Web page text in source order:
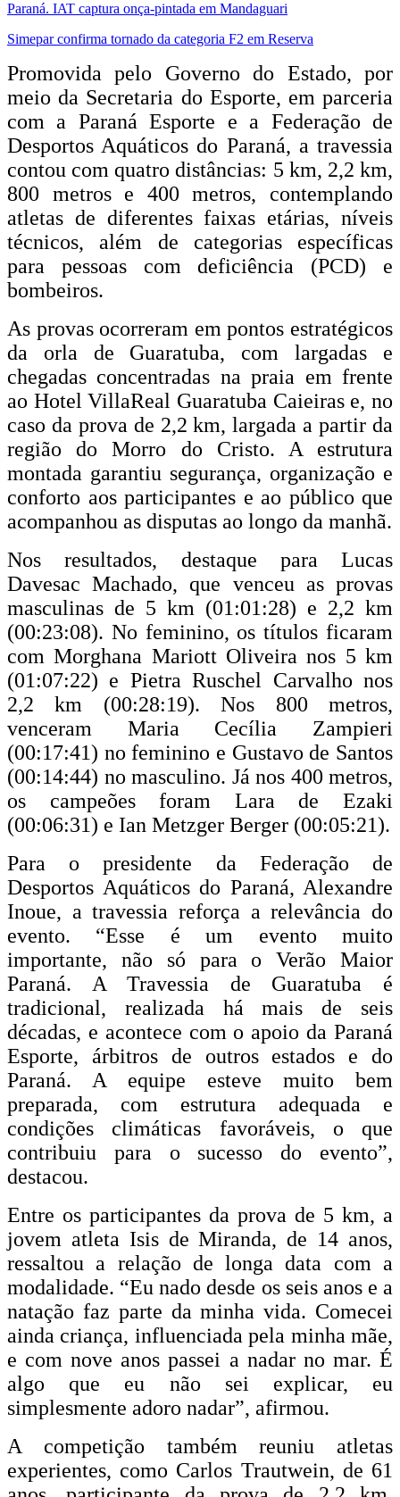
Paraná. IAT captura onça-pintada em Mandaguari
Simepar confirma tornado da categoria F2 em Reserva
Promovida pelo Governo do Estado, por
meio da Secretaria do Esporte, em parceria
com a Paraná Esporte e a Federação de
Desportos Aquáticos do Paraná, a travessia
contou com quatro distâncias: 5 km, 2,2 km,
800 metros e 400 metros, contemplando
atletas de diferentes faixas etárias, níveis
técnicos, além de categorias específicas
para pessoas com deficiência (PCD) e
bombeiros.
As provas ocorreram em pontos estratégicos
da orla de Guaratuba, com largadas e
chegadas concentradas na praia em frente
ao Hotel VillaReal Guaratuba Caieiras e, no
caso da prova de 2,2 km, largada a partir da
região do Morro do Cristo. A estrutura
montada garantiu segurança, organização e
conforto aos participantes e ao público que
acompanhou as disputas ao longo da manhã.
Nos resultados, destaque para Lucas
Davesac Machado, que venceu as provas
masculinas de 5 km (01:01:28) e 2,2 km
(00:23:08). No feminino, os títulos ficaram
com Morghana Mariott Oliveira nos 5 km
(01:07:22) e Pietra Ruschel Carvalho nos
2,2 km (00:28:19). Nos 800 metros,
venceram Maria Cecília Zampieri
(00:17:41) no feminino e Gustavo de Santos
(00:14:44) no masculino. Já nos 400 metros,
os campeões foram Lara de Ezaki
(00:06:31) e Ian Metzger Berger (00:05:21).
Para o presidente da Federação de
Desportos Aquáticos do Paraná, Alexandre
Inoue, a travessia reforça a relevância do
evento. “Esse é um evento muito
importante, não só para o Verão Maior
Paraná. A Travessia de Guaratuba é
tradicional, realizada há mais de seis
décadas, e acontece com o apoio da Paraná
Esporte, árbitros de outros estados e do
Paraná. A equipe esteve muito bem
preparada, com estrutura adequada e
condições climáticas favoráveis, o que
contribuiu para o sucesso do evento”,
destacou.
Entre os participantes da prova de 5 km, a
jovem atleta Isis de Miranda, de 14 anos,
ressaltou a relação de longa data com a
modalidade. “Eu nado desde os seis anos e a
natação faz parte da minha vida. Comecei
ainda criança, influenciada pela minha mãe,
e com nove anos passei a nadar no mar. É
algo que eu não sei explicar, eu
simplesmente adoro nadar”, afirmou.
A competição também reuniu atletas
experientes, como Carlos Trautwein, de 61